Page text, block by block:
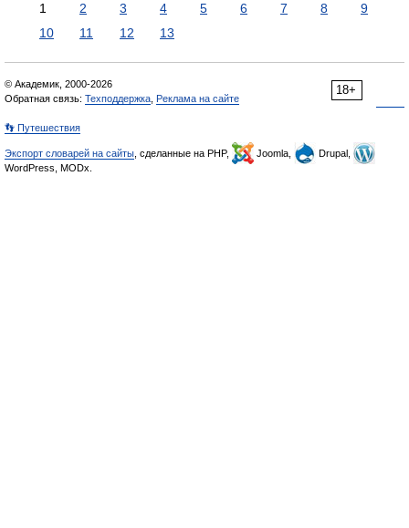
1 2 3 4 5 6 7 8
9
10
11 12 13
18+
© Академик, 2000-2026
Обратная связь: Техподдержка Реклама на сайте
👣 Путешествия
Экспорт словарей на сайты , сделанные на PHP, Joomla,
Drupal,
WordPress, MODx.